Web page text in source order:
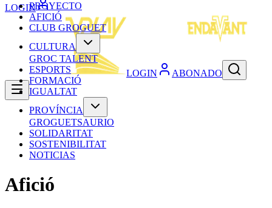
LOGIN
LOGIN ABONADO
PROYECTO
AFICIÓ
CLUB GROGUET
CULTURA
GROC TALENT
ESPORTS
FORMACIÓ
IGUALTAT
PROVÍNCIA
GROGUETSAURIO
SOLIDARITAT
SOSTENIBILITAT
NOTICIAS
Afició